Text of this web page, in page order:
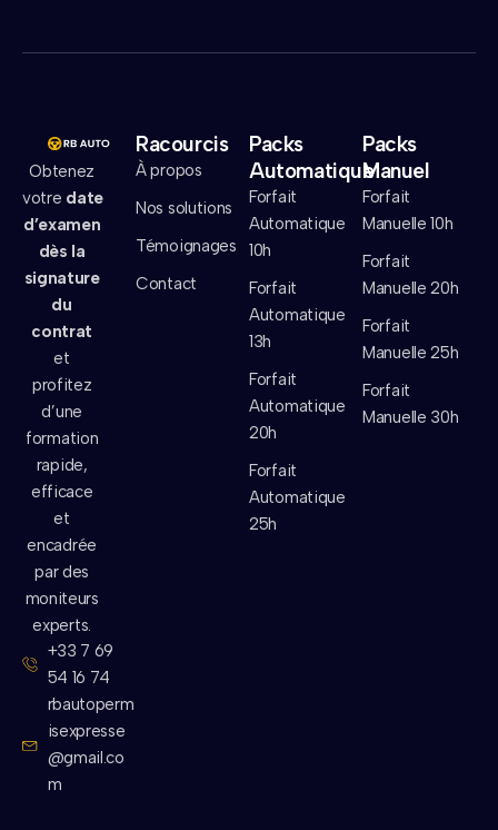
Obtenez
votre date
d’examen
dès la
signature
du
contrat
et
profitez
d’une
formation
rapide,
efficace
et
encadrée
par des
moniteurs
experts.
+33 7 69
54 16 74
rbautoperm
isexpresse
@gmail.co
m
Racourcis
À propos
Nos solutions
Témoignages
Contact
Packs
Automatique
Forfait
Automatique
10h
Forfait
Automatique
13h
Forfait
Automatique
20h
Forfait
Automatique
25h
Packs
Manuel
Forfait
Manuelle 10h
Forfait
Manuelle 20h
Forfait
Manuelle 25h
Forfait
Manuelle 30h